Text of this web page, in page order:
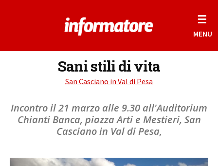
☰
MENU
Sani stili di vita
San Casciano in Val di Pesa
Incontro il 21 marzo alle 9.30 all'Auditorium
Chianti Banca, piazza Arti e Mestieri, San
Casciano in Val di Pesa,